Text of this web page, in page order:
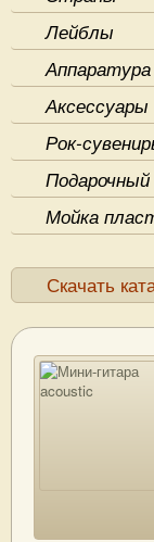
Лейблы
Аппаратура
Аксессуары
Рок-
Мойка
Скачать